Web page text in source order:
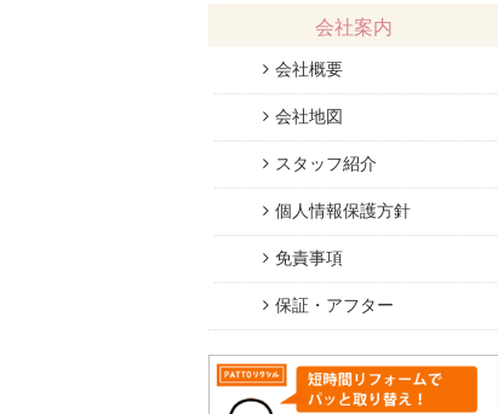
会社案内
会社概要
会社地図
スタッフ紹介
個人情報保護方針
免責事項
保証・アフター